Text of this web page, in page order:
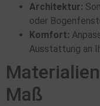
Architektur:
oder
Komfort:
Ausstattung an
Maß